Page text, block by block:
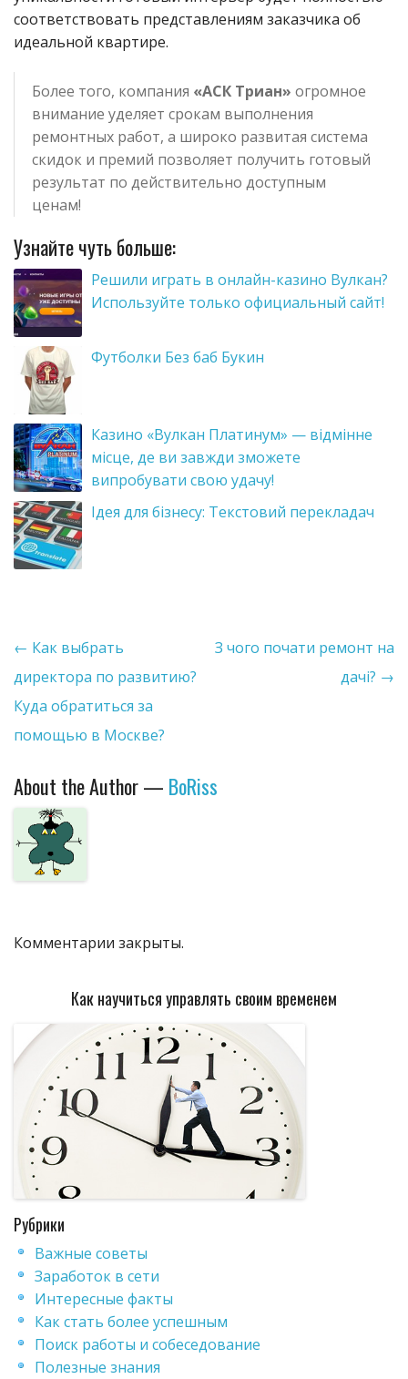
соответствовать представлениям заказчика об
идеальной квартире.
Более того, компания «АСК Триан» огромное
внимание уделяет срокам выполнения
ремонтных работ, а широко развитая система
скидок и премий позволяет получить готовый
результат по действительно доступным
ценам!
Узнайте чуть больше:
Решили играть в онлайн-казино Вулкан?
Используйте только официальный сайт!
Футболки Без баб Букин
Казино «Вулкан Платинум» — відмінне
місце, де ви завжди зможете
випробувати свою удачу!
Ідея для бізнесу: Текстовий перекладач
Post navigation
← Как выбрать
директора по развитию?
Куда обратиться за
помощью в Москве?
З чого почати ремонт на
дачі? →
About the Author — BoRiss
Комментарии закрыты.
Как научиться управлять своим временем
Рубрики
Важные советы
Заработок в сети
Интересные факты
Как стать более успешным
Поиск работы и собеседование
Полезные знания